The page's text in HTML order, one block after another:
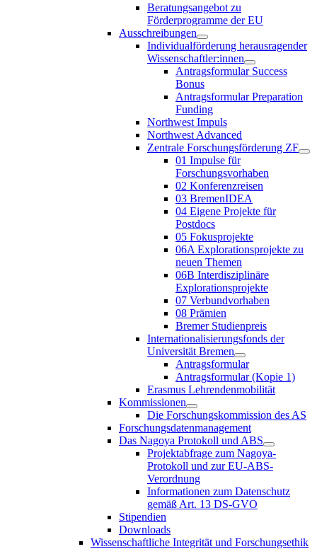
Beratungsangebot zu
Förderprogramme der EU
Ausschreibungen
Individualförderung herausragender
Wissenschaftler:innen
Antragsformular Success
Bonus
Antragsformular Preparation
Funding
Northwest Impuls
Northwest Advanced
Zentrale Forschungsförderung ZF
01 Impulse für
Forschungsvorhaben
02 Konferenzreisen
03 BremenIDEA
04 Eigene Projekte für
Postdocs
05 Fokusprojekte
06A Explorationsprojekte zu
neuen Themen
06B Interdisziplinäre
Explorationsprojekte
07 Verbundvorhaben
08 Prämien
Bremer Studienpreis
Internationalisierungsfonds der
Universität Bremen
Antragsformular
Antragsformular (Kopie 1)
Erasmus Lehrendenmobilität
Kommissionen
Die Forschungskommission des AS
Forschungsdatenmanagement
Das Nagoya Protokoll und ABS
Projektabfrage zum Nagoya-
Protokoll und zur EU-ABS-
Verordnung
Informationen zum Datenschutz
gemäß Art. 13 DS-GVO
Stipendien
Downloads
Wissenschaftliche Integrität und Forschungsethik